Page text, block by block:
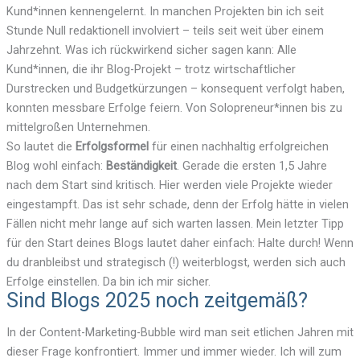
Kund*innen kennengelernt. In manchen Projekten bin ich seit
Stunde Null redaktionell involviert – teils seit weit über einem
Jahrzehnt. Was ich rückwirkend sicher sagen kann: Alle
Kund*innen, die ihr Blog-Projekt – trotz wirtschaftlicher
Durstrecken und Budgetkürzungen – konsequent verfolgt haben,
konnten messbare Erfolge feiern. Von Solopreneur*innen bis zu
mittelgroßen Unternehmen.
So lautet die Erfolgsformel für einen nachhaltig erfolgreichen
Blog wohl einfach: Beständigkeit. Gerade die ersten 1,5 Jahre
nach dem Start sind kritisch. Hier werden viele Projekte wieder
eingestampft. Das ist sehr schade, denn der Erfolg hätte in vielen
Fällen nicht mehr lange auf sich warten lassen. Mein letzter Tipp
für den Start deines Blogs lautet daher einfach: Halte durch! Wenn
du dranbleibst und strategisch (!) weiterblogst, werden sich auch
Erfolge einstellen. Da bin ich mir sicher.
Sind Blogs 2025 noch zeitgemäß?
In der Content-Marketing-Bubble wird man seit etlichen Jahren mit
dieser Frage konfrontiert. Immer und immer wieder. Ich will zum